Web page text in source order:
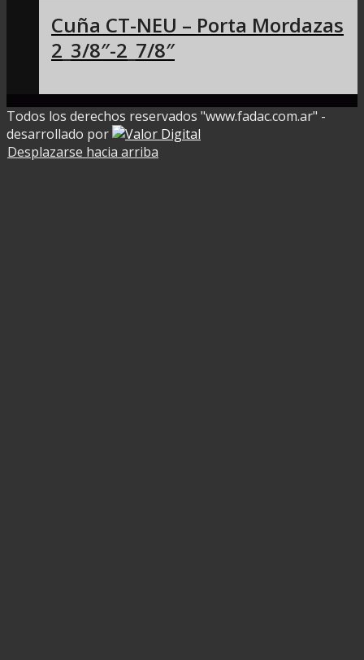
Cuña CT-NEU – Porta Mordazas
2_3/8″-2_7/8″
Todos los derechos reservados "www.fadac.com.ar" -
desarrollado por
Desplazarse hacia arriba